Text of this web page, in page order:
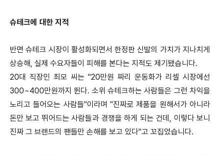
슈테크에 대한 지적
반면 슈테크 시장이 활성화되면서 한정판 신발의 가치가 지나치게
상승해, 실제 수요자들이 피해를 본다는 지적도 제기됐습니다.
20대 직장인 최모 씨는 "20만원 짜리 운동화가 리셀 시장에선
300~400만원까지 뛴다. 소위 슈테크하는 사람들은 그런 차익을
노리고 들어오는 사람들"이라며 "진짜로 제품을 원해서가 아니라
돈만 보고 뛰어드는 사람들과 경쟁을 하게 되는 건데, 이렇다 보니
진짜 그 브랜드의 팬들만 손해를 보고 있다"고 꼬집었습니다.